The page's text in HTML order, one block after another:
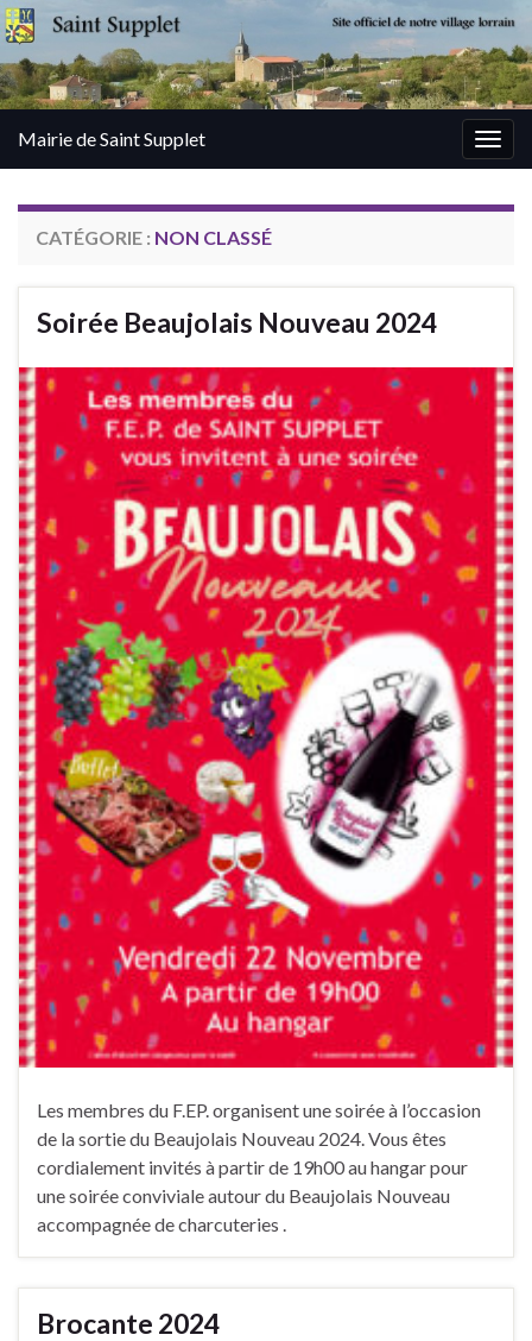
Mairie de Saint Supplet
CATÉGORIE : NON CLASSÉ
Soirée Beaujolais Nouveau 2024
Les membres du F.EP. organisent une soirée à l’occasion
de la sortie du Beaujolais Nouveau 2024. Vous êtes
cordialement invités à partir de 19h00 au hangar pour
une soirée conviviale autour du Beaujolais Nouveau
accompagnée de charcuteries .
Brocante 2024